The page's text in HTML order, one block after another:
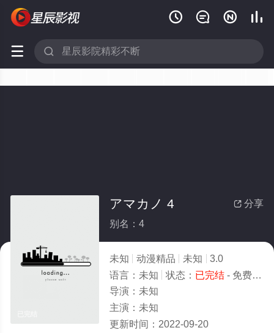
   
 
 分享
アマカノ 4
别名：4
未知 动漫精品 未知
3.0
语言： 未知 状态： 已完结- 免费在线观看
导演： 未知
主演： 未知
更新时间： 2022-09-20